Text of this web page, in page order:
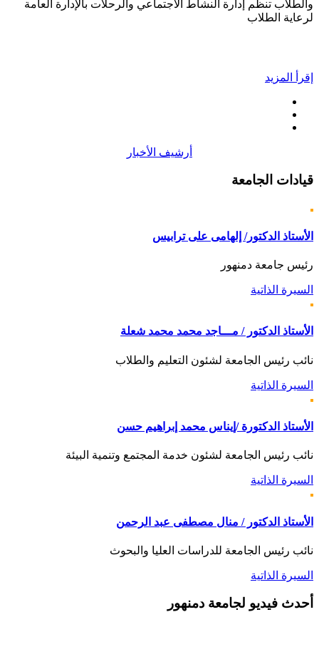
والطلاب تنظم إدارة النشاط الاجتماعي والرحلات بالإدارة العامة
لرعاية الطلاب
إقرأ المزيد
أرشيف الأخبار
قيادات الجامعة
الأستاذ الدكتور/ إلهامى على ترابيس
رئيس جامعة دمنهور
السيرة الذاتية
الأستاذ الدكتور / مـــاجد محمد محمد شعلة
نائب رئيس الجامعة لشئون التعليم والطلاب
السيرة الذاتية
الأستاذ الدكتورة /إيناس محمد إبراهيم حسن
نائب رئيس الجامعة لشئون خدمة المجتمع وتنمية البيئة
السيرة الذاتية
الأستاذ الدكتور / منال مصطفى عبد الرحمن
نائب رئيس الجامعة للدراسات العليا والبحوث
السيرة الذاتية
أحدث فيديو لجامعة دمنهور